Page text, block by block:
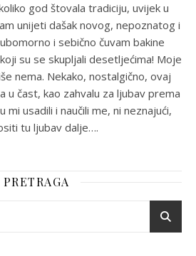
god štovala tradiciju, uvijek u
unijeti dašak novog, nepoznatog i
i sebično čuvam bakine
su se skupljali desetljećima! Moje
nema. Nekako, nostalgično, ovaj
u čast, kao zahvalu za ljubav prema
mi usadili i naučili me, ni neznajući,
tu ljubav dalje….
PRETRAGA